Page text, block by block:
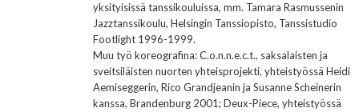
yksityisissä tanssikouluissa, mm. Tamara Rasmussenin
Jazztanssikoulu, Helsingin Tanssiopisto, Tanssistudio
Footlight 1996-1999.
Muu työ koreografina: C.o.n.n.e.c.t., saksalaisten ja
sveitsiläisten nuorten yhteisprojekti, yhteistyössä Heidi
Aemiseggerin, Rico Grandjeanin ja Susanne Scheinerin
kanssa, Brandenburg 2001; Deux-Piece, yhteistyössä